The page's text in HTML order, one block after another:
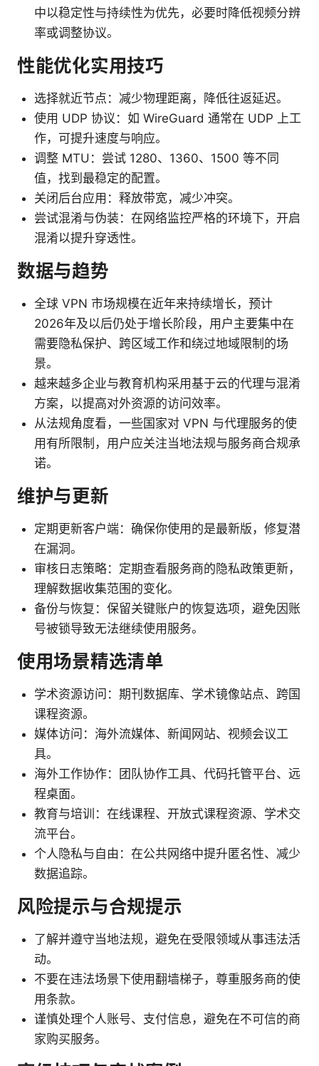
中以稳定性与持续性为优先，必要时降低视频分辨
率或调整协议。
性能优化实用技巧
选择就近节点：减少物理距离，降低往返延迟。
使用 UDP 协议：如 WireGuard 通常在 UDP 上工
作，可提升速度与响应。
调整 MTU：尝试 1280、1360、1500 等不同
值，找到最稳定的配置。
关闭后台应用：释放带宽，减少冲突。
尝试混淆与伪装：在网络监控严格的环境下，开启
混淆以提升穿透性。
数据与趋势
全球 VPN 市场规模在近年来持续增长，预计
2026年及以后仍处于增长阶段，用户主要集中在
需要隐私保护、跨区域工作和绕过地域限制的场
景。
越来越多企业与教育机构采用基于云的代理与混淆
方案，以提高对外资源的访问效率。
从法规角度看，一些国家对 VPN 与代理服务的使
用有所限制，用户应关注当地法规与服务商合规承
诺。
维护与更新
定期更新客户端：确保你使用的是最新版，修复潜
在漏洞。
审核日志策略：定期查看服务商的隐私政策更新，
理解数据收集范围的变化。
备份与恢复：保留关键账户的恢复选项，避免因账
号被锁导致无法继续使用服务。
使用场景精选清单
学术资源访问：期刊数据库、学术镜像站点、跨国
课程资源。
媒体访问：海外流媒体、新闻网站、视频会议工
具。
海外工作协作：团队协作工具、代码托管平台、远
程桌面。
教育与培训：在线课程、开放式课程资源、学术交
流平台。
个人隐私与自由：在公共网络中提升匿名性、减少
数据追踪。
风险提示与合规提示
了解并遵守当地法规，避免在受限领域从事违法活
动。
不要在违法场景下使用翻墙梯子，尊重服务商的使
用条款。
谨慎处理个人账号、支付信息，避免在不可信的商
家购买服务。